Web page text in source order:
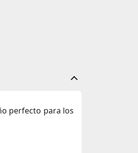
perfecto para los